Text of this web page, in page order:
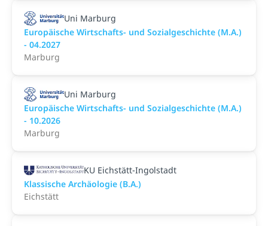
Uni Marburg
Europäische Wirtschafts- und Sozialgeschichte (M.A.)
- 04.2027
Marburg
Uni Marburg
Europäische Wirtschafts- und Sozialgeschichte (M.A.)
- 10.2026
Marburg
KU Eichstätt-Ingolstadt
Klassische Archäologie (B.A.)
Eichstätt